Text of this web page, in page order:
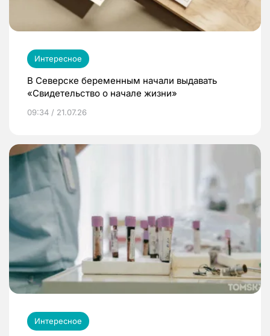
Интересное
В Северске беременным начали выдавать
«Свидетельство о начале жизни»
09:34 / 21.07.26
Интересное